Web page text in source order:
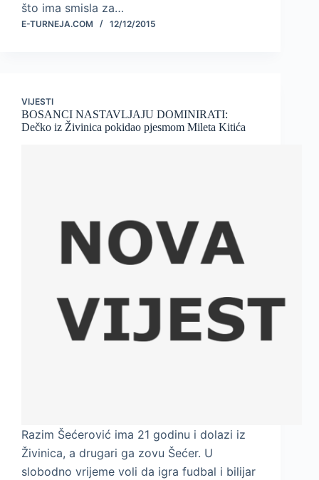
što ima smisla za…
E-TURNEJA.COM 12/12/2015
VIJESTI
BOSANCI NASTAVLJAJU DOMINIRATI:
Dečko iz Živinica pokidao pjesmom Mileta Kitića
Razim Šećerović ima 21 godinu i dolazi iz
Živinica, a drugari ga zovu Šećer. U
slobodno vrijeme voli da igra fudbal i bilijar